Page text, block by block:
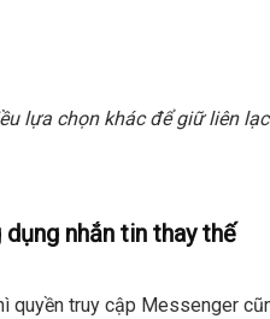
lựa chọn khác để giữ liên
nhắn tin thay thế
quyền truy cập Messenger